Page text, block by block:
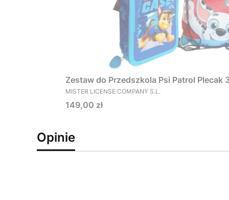
Zestaw do Przedszkola Psi Patrol
PRODUCENT
MISTER LICENSE COMPANY S.L.
Cena
149,00 zł
Opinie